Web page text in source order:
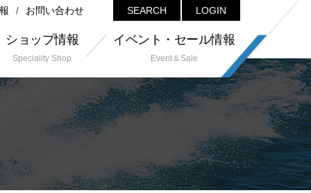
お問い合わせ SEARCH LOGIN
ショップ情報
Speciality Shop
イベント・セール情報
Event＆Sale